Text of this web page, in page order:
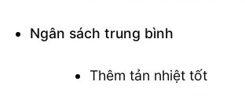
Ngân sách trung bình
Thêm tản nhiệt tốt